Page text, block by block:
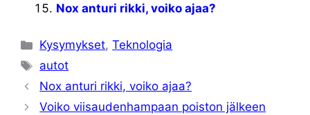
Nox anturi rikki, voiko ajaa?
Kategoriat
Kysymykset,Teknologia
Avainsanat
autot
Nox anturi rikki, voiko ajaa?
Voiko viisaudenhampaan poiston jälkeen